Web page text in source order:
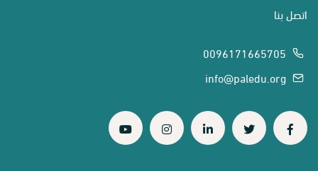
اتصل بنا
0096171665705
info@paledu.org